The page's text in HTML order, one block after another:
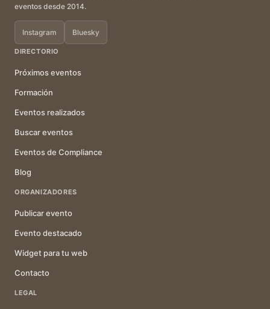
eventos desde 2014.
Instagram Bluesky
DIRECTORIO
Próximos eventos
Formación
Eventos realizados
Buscar eventos
Eventos de Compliance
Blog
ORGANIZADORES
Publicar evento
Evento destacado
Widget para tu web
Contacto
LEGAL